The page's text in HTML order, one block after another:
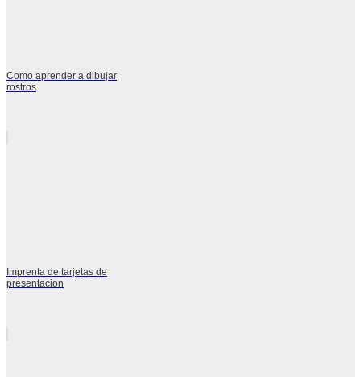
Como aprender a dibujar
rostros
Imprenta de tarjetas de
presentacion